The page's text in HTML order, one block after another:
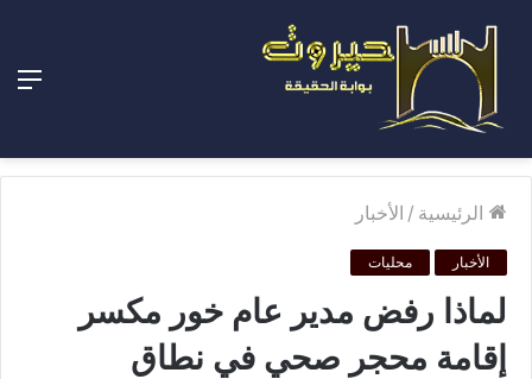
الرئيسية / الأخبار
الأخبار محليات
لماذا رفض مدير عام خور مكسر
إقامة محجر صحي في نطاق